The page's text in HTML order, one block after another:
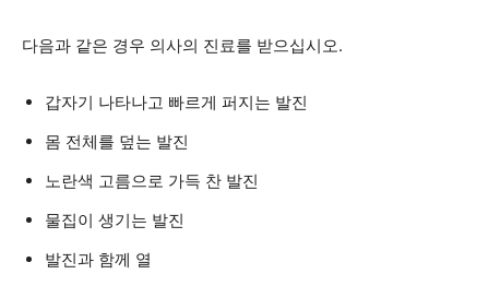
다음과 같은 경우 의사의 진료를 받으십시오.
갑자기 나타나고 빠르게 퍼지는 발진
몸 전체를 덮는 발진
노란색 고름으로 가득 찬 발진
물집이 생기는 발진
발진과 함께 열